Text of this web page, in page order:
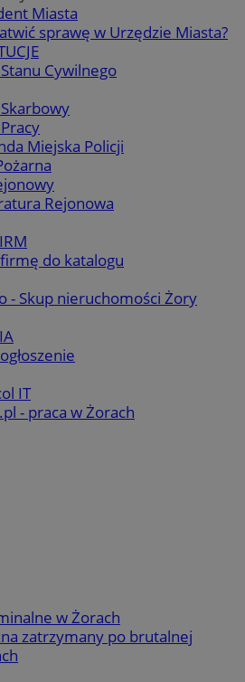
Miasta
sprawę w Urzędzie Miasta?
Cywilnego
Miejska Policji
Rejonowa
do katalogu
- Skup nieruchomości Żory
IT
- praca w Żorach
w Żorach
zatrzymany po brutalnej